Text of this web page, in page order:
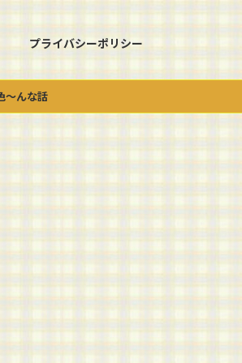
プライバシーポリシー
～んな話